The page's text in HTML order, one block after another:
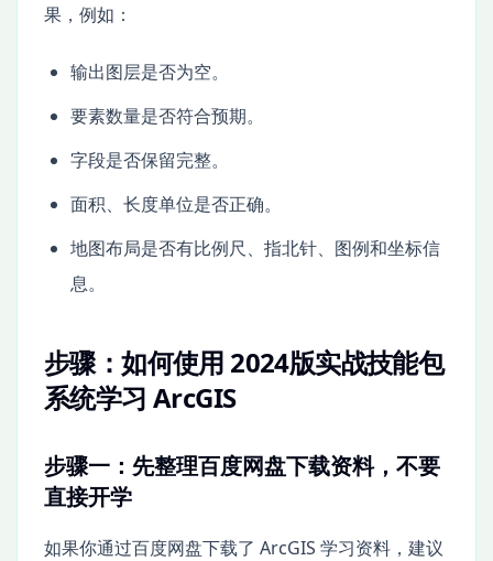
果，例如：
输出图层是否为空。
要素数量是否符合预期。
字段是否保留完整。
面积、长度单位是否正确。
地图布局是否有比例尺、指北针、图例和坐标信
息。
步骤：如何使用 2024版实战技能包
系统学习 ArcGIS
步骤一：先整理百度网盘下载资料，不要
直接开学
如果你通过百度网盘下载了 ArcGIS 学习资料，建议